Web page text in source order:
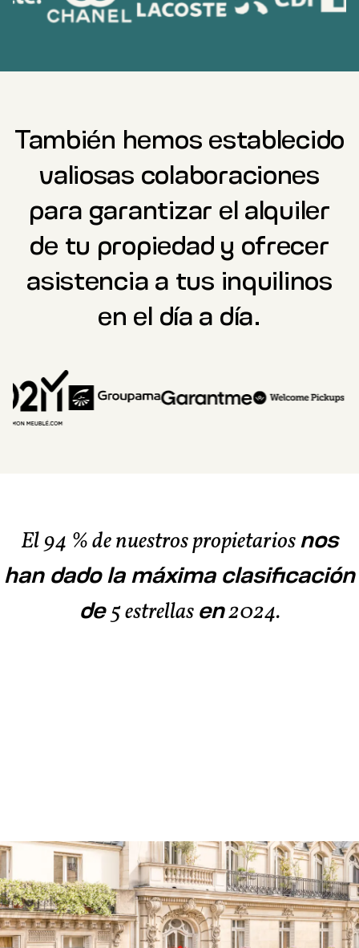
También hemos establecido
valiosas colaboraciones
para garantizar el alquiler
de tu propiedad y ofrecer
asistencia a tus inquilinos
en el día a día.
El 94 % de nuestros propietariosnos
han dado la máxima clasificación
de5 estrellasen2024.